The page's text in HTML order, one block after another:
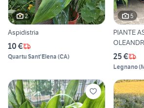
2
Aspidistria
10 €
Quartu Sant'Elena (CA)
5
PIANTE
25 €
Legnano(